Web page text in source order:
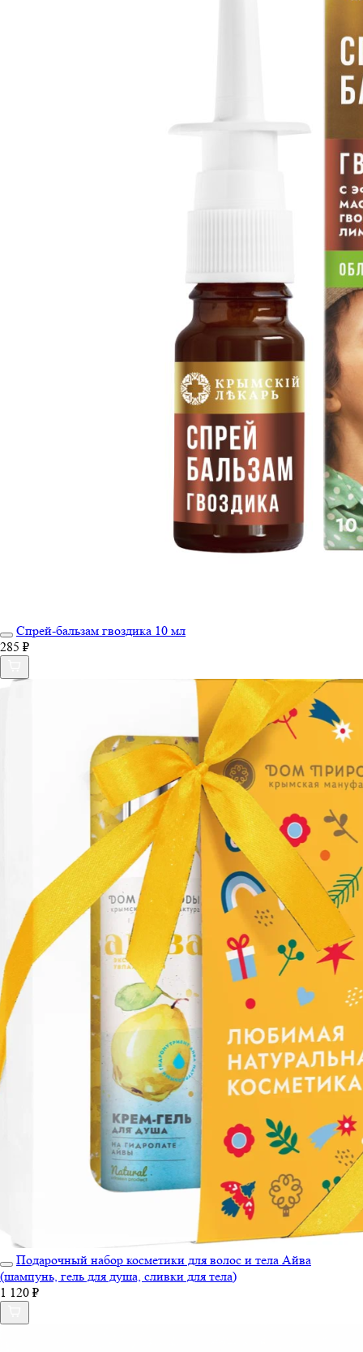
Спрей-бальзам гвоздика 10 мл
285 ₽
Подарочный набор косметики для волос и тела Айва
(шампунь, гель для душа, сливки для тела)
1 120 ₽